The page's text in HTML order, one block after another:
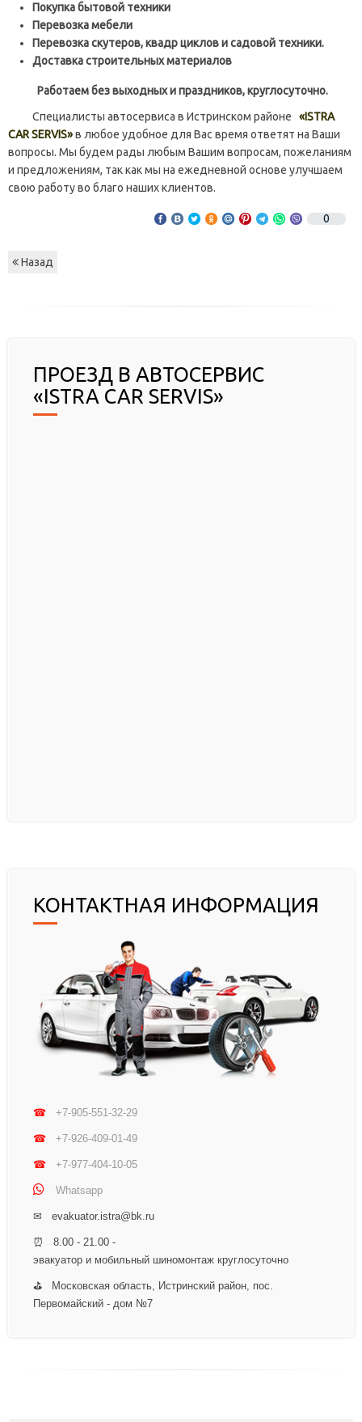
Покупка бытовой техники
Перевозка мебели
Перевозка скутеров, квадр циклов и садовой техники.
Доставка строительных материалов
Работаем без выходных и праздников, круглосуточно.
Специалисты автосервиса в Истринском районе «ISTRA
CAR SERVIS»в любое удобное для Вас время ответят на Ваши
вопросы. Мы будем рады любым Вашим вопросам, пожеланиям
и предложениям, так как мы на ежедневной основе улучшаем
свою работу во благо наших клиентов.
0
Назад
ПРОЕЗД В АВТОСЕРВИС
«ISTRA CAR SERVIS»
КОНТАКТНАЯ ИНФОРМАЦИЯ
☎ +7-905-551-32-29
☎ +7-926-409-01-49
☎ +7-977-404-10-05
Whatsapp
✉ evakuator.istra@bk.ru
⏰ 8.00 - 21.00 -
эвакуатор и мобильный шиномонтаж круглосуточно
⛳ Московская область, Истринский район, пос.
Первомайский - дом №7